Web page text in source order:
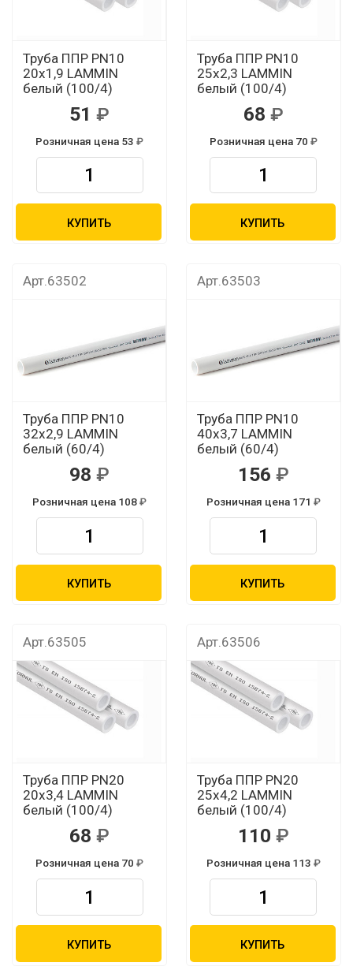
Труба ППР PN10
20х1,9 LAMMIN
белый (100/4)
51
Розничная цена 53
КУПИТЬ
Труба ППР PN10
25х2,3 LAMMIN
белый (100/4)
68
Розничная цена 70
КУПИТЬ
Арт.63502
Труба ППР PN10
32х2,9 LAMMIN
белый (60/4)
98
Розничная цена 108
КУПИТЬ
Арт.63503
Труба ППР PN10
40х3,7 LAMMIN
белый (60/4)
156
Розничная цена 171
КУПИТЬ
Арт.63505
Труба ППР PN20
20х3,4 LAMMIN
белый (100/4)
68
Розничная цена 70
КУПИТЬ
Арт.63506
Труба ППР PN20
25х4,2 LAMMIN
белый (100/4)
110
Розничная цена 113
КУПИТЬ